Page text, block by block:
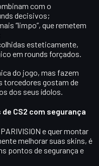
com o
decisivos;
“limpo”, que remetem
esteticamente,
em rounds forçados.
do jogo, mas fazem
torcedores gostam de
dos seus ídolos.
CS2 com segurança
e quer montar
melhorar suas skins, é
pontos de segurança e